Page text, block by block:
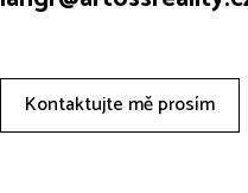
Kontaktujte mě prosím